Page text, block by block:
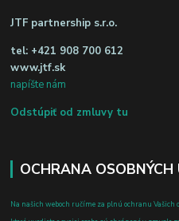
JTF partnership s.r.o.
tel: +421 908 700 612
www.jtf.sk
napíšte nám
Odstúpiť od zmluvy tu
OCHRANA OSOBNÝCH
Na našich weboch ručíme za plnú ochranu Vašich